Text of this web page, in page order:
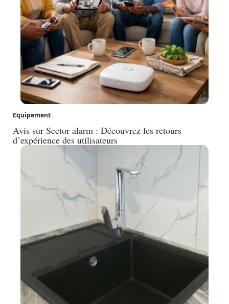
Equipement
Avis sur Sector alarm : Découvrez les retours
d’expérience des utilisateurs